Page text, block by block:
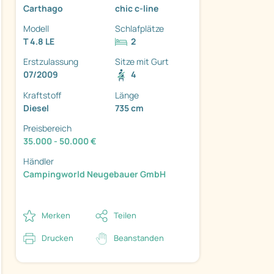
Carthago
chic c-line
Modell
T 4.8 LE
Schlafplätze
2
Erstzulassung
07/2009
Sitze mit Gurt
4
Kraftstoff
Diesel
Länge
735 cm
Preisbereich
35.000 - 50.000 €
Händler
Campingworld Neugebauer GmbH
Merken Teilen
Drucken Beanstanden